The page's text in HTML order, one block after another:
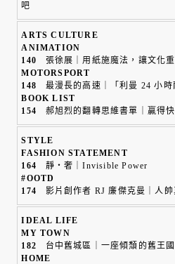
吧
ARTS CULTURE
ANIMATION
140 張徐展｜用紙施魔法，讓文化重
MOTORSPORT
148 最漫長的高速｜「利曼 24 小
BOOK LIST
154 郝旭烈的翻轉思維書單｜贏得
STYLE
FASHION STATEMENT
164 靜・奢｜Invisible Power
#OOTD
174 影片創作者 RJ 廉傑克曼｜人
IDEAL LIFE
MY TOWN
182 台中舊城區｜一座傾頹的舊王國
HOME